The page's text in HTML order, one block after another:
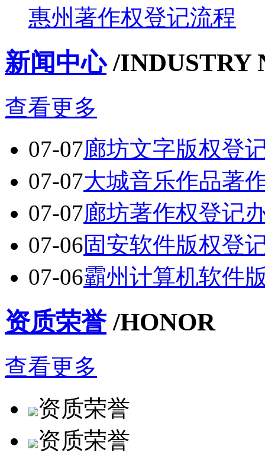
惠州著作权登记流程
新闻中心/INDUSTRY
查看更多
07-07廊坊文字版权登
07-07大城音乐作品著
07-07廊坊著作权登记
07-06固安软件版权登
07-06霸州计算机软件
资质荣誉 /HONOR
查看更多
资质荣誉
资质荣誉